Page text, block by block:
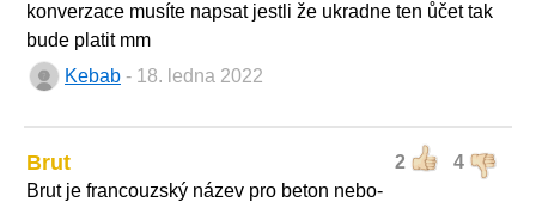
konverzace musíte napsat jestli že ukradne ten ůčet tak
bude platit mm
Kebab - 18. ledna 2022
2 4
Brut
Brut je francouzský název pro beton nebo-